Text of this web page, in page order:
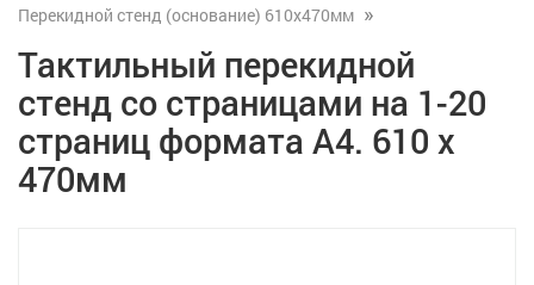
Перекидной стенд (основание) 610x470мм
Тактильный перекидной
стенд со страницами на 1-20
страниц формата А4. 610 x
470мм